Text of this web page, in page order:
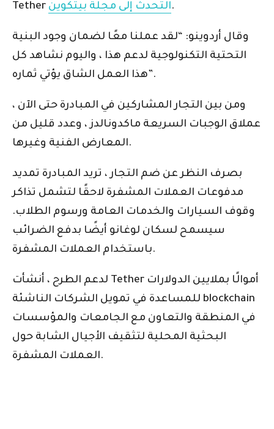
Tether التحدث إلى مجلة بيتكوين.
وقال أردوينو: “لقد عملنا معًا لضمان وجود البنية
التحتية التكنولوجية لدعم هذا ، واليوم نشاهد كل
هذا العمل الشاق يؤتي ثماره”.
ومن بين التجار المشاركين في المبادرة حتى الآن ،
عملاق الوجبات السريعة ماكدونالدز ، وعدد قليل من
المعارض الفنية وغيرها.
بصرف النظر عن ضم التجار ، تريد المبادرة تمديد
مدفوعات العملات المشفرة لاحقًا لتشمل تذاكر
وقوف السيارات والخدمات العامة ورسوم الطلاب.
سيسمح لسكان لوغانو أيضًا بدفع الضرائب
باستخدام العملات المشفرة.
لدعم الطرح ، أنشأت Tether أموالًا بملايين الدولارات
للمساعدة في تمويل الشركات الناشئة blockchain
في المنطقة والتعاون مع الجامعات والمؤسسات
البحثية المحلية لتثقيف الأجيال الشابة حول
العملات المشفرة.